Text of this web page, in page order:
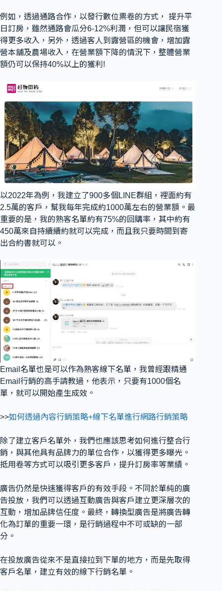
例如，透過通路合作，以發行數位票卷的方式， 提升平
日訂房，雖然通路會瓜分6-12%利潤，但可以讓民宿獲
得更多收入，另外，透過客人到露營區的機會，增加露
營本舖及農場收入，在營業額下降的情況下，整體營業
額仍可以保持40%以上的獲利!
以2022年為例，我建立了900多個LINE群組，裡面約有
2.5萬的客戶，幫我每年完成約1000萬左右的營業額。最
重要的是，我的熟客名單約有75%的回購率，其中約有
450萬來自持續續約就可以完成，而且我只要時間到寄
出合約書就可以。
Email名單也是可以作為熟客線下名單，我曾經跟精通
Email行銷的高手請教過，他表示，只要有1000個名
單，就可以開始產生成效。
>>如何透過內容行銷策略+線下名單進行網路行銷策略
除了建立客戶名單外，我們也應該思考如何進行整合行
銷，與其他具有品牌力的單位合作，以獲得更多曝光。
抵用卷等方式可以吸引更多客戶，提升訂房率等業績。
廣告仍然是快速獲得客戶的有效手段。不同於單純的廣
告投放，我們可以透過互動廣告與客戶建立更深層次的
互動，增加品牌信任度。最終，轉換型廣告是將廣告轉
化為訂單的重要一環，是行銷過程中不可或缺的一部
分。
在投放廣告從來不是直接拉到下單的地方，而是先取得
客戶名單，建立有效的線下行銷名單。